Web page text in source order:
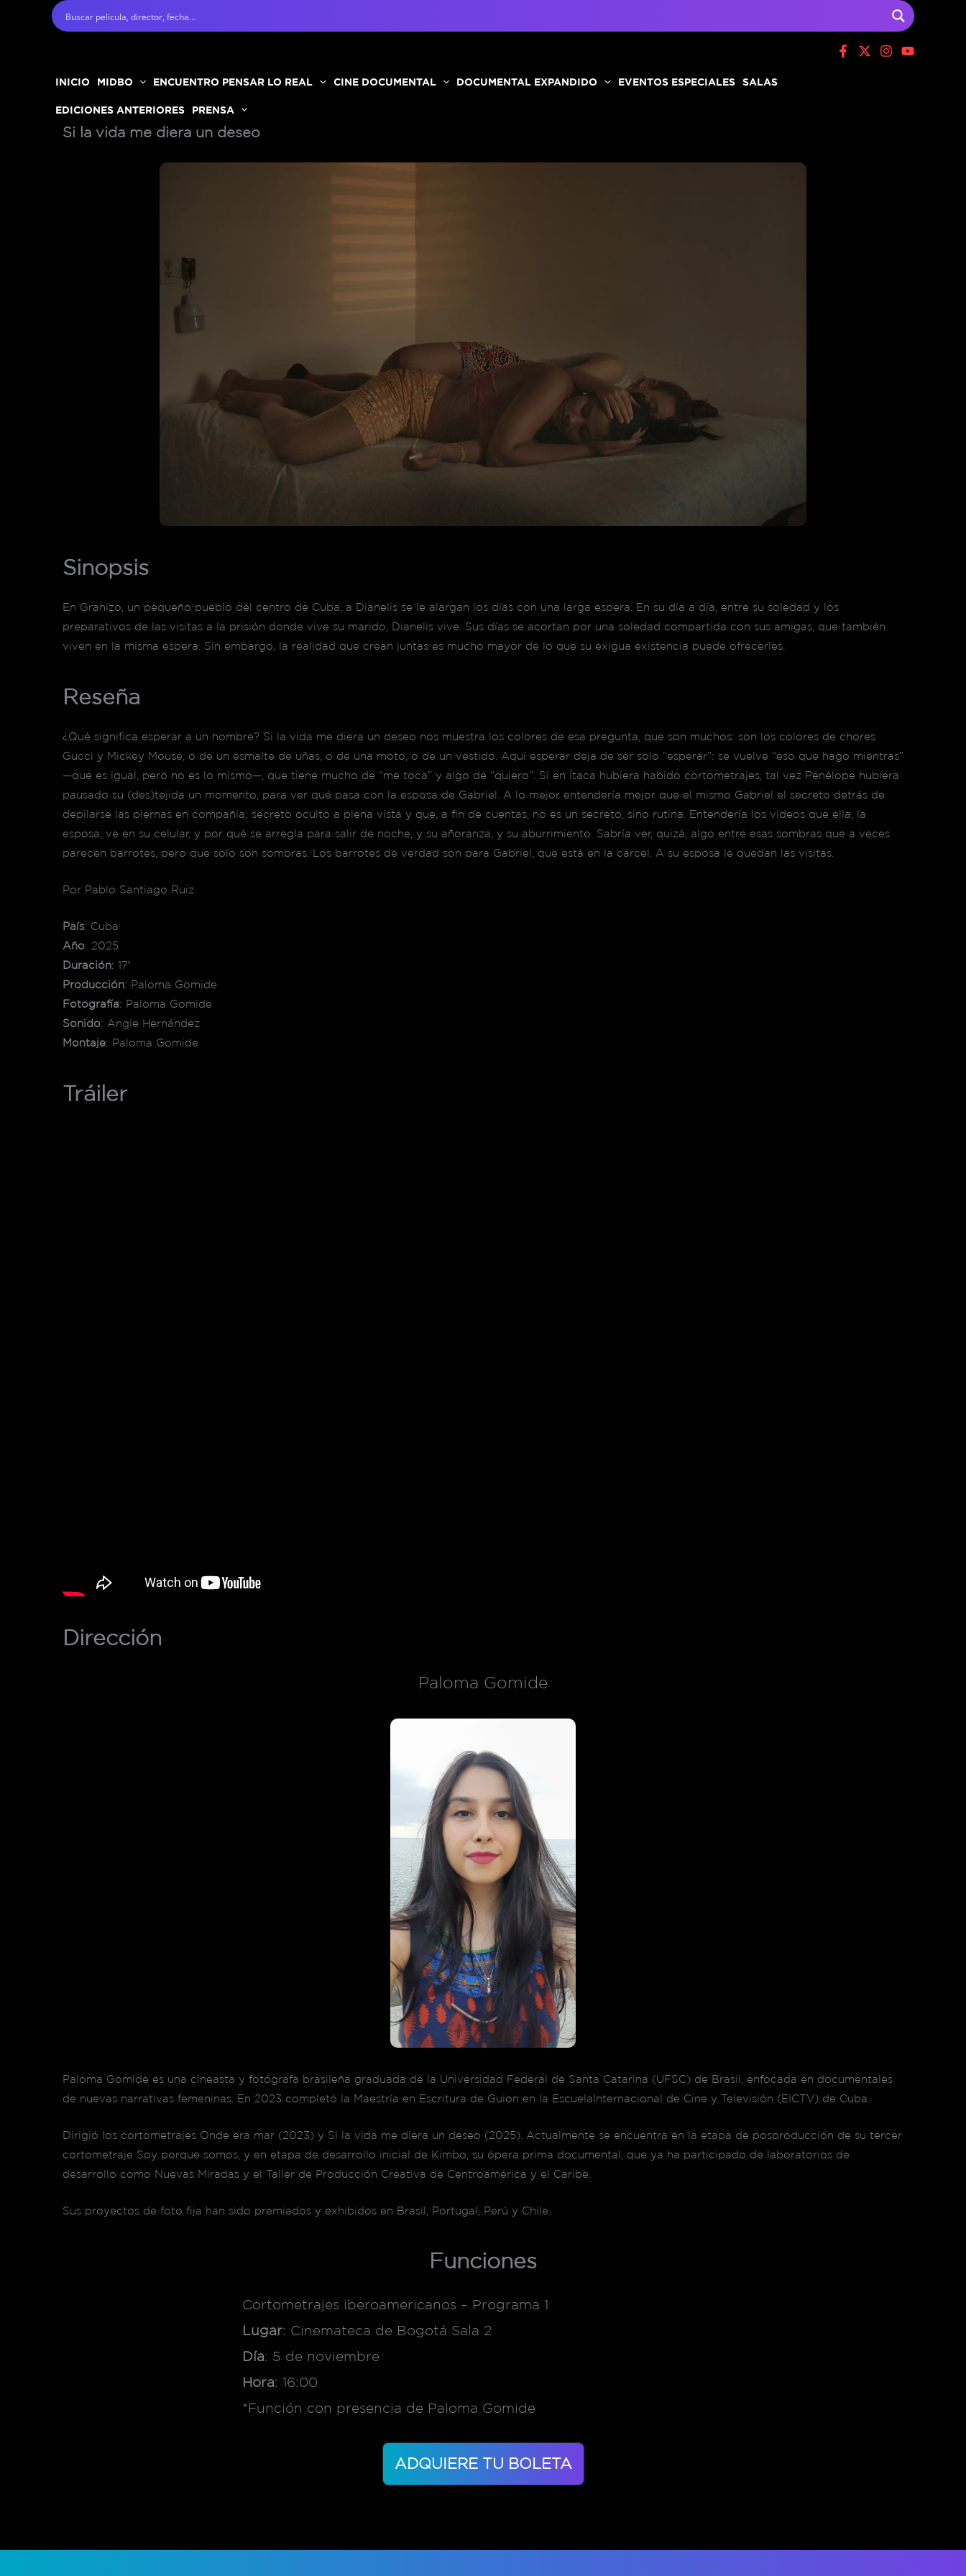
INICIO MIDBO ENCUENTRO PENSAR LO REAL CINE DOCUMENTAL DOCUMENTAL EXPANDIDO EVENTOS ESPECIALES SALAS
EDICIONES ANTERIORES PRENSA
Si la vida me diera un deseo
Sinopsis
En Granizo, un pequeño pueblo del centro de Cuba, a Dianelis se le alargan los días con una larga espera. En su día a día, entre su soledad y los
preparativos de las visitas a la prisión donde vive su marido, Dianelis vive. Sus días se acortan por una soledad compartida con sus amigas, que también
viven en la misma espera. Sin embargo, la realidad que crean juntas es mucho mayor de lo que su exigua existencia puede ofrecerles.
Reseña
¿Qué significa esperar a un hombre? Si la vida me diera un deseo nos muestra los colores de esa pregunta, que son muchos: son los colores de chores
Gucci y Mickey Mouse, o de un esmalte de uñas, o de una moto, o de un vestido. Aquí esperar deja de ser solo “esperar”: se vuelve “eso que hago mientras”
—que es igual, pero no es lo mismo—, que tiene mucho de “me toca” y algo de “quiero”. Si en Ítaca hubiera habido cortometrajes, tal vez Penélope hubiera
pausado su (des)tejida un momento, para ver qué pasa con la esposa de Gabriel. A lo mejor entendería mejor que el mismo Gabriel el secreto detrás de
depilarse las piernas en compañía; secreto oculto a plena vista y que, a fin de cuentas, no es un secreto, sino rutina. Entendería los videos que ella, la
esposa, ve en su celular, y por qué se arregla para salir de noche, y su añoranza, y su aburrimiento. Sabría ver, quizá, algo entre esas sombras que a veces
parecen barrotes, pero que solo son sombras. Los barrotes de verdad son para Gabriel, que está en la cárcel. A su esposa le quedan las visitas.
Por Pablo Santiago Ruiz
País: Cuba
Año: 2025
Duración: 17′
Producción: Paloma Gomide
Fotografía: Paloma Gomide
Sonido: Angie Hernández
Montaje: Paloma Gomide
Tráiler
Dirección
Paloma Gomide
Paloma Gomide es una cineasta y fotógrafa brasileña graduada de la Universidad Federal de Santa Catarina (UFSC) de Brasil, enfocada en documentales
de nuevas narrativas femeninas. En 2023 completó la Maestría en Escritura de Guion en la EscuelaInternacional de Cine y Televisión (EICTV) de Cuba.
Dirigió los cortometrajes Onde era mar (2023) y Si la vida me diera un deseo (2025). Actualmente se encuentra en la etapa de posproducción de su tercer
cortometraje Soy porque somos, y en etapa de desarrollo inicial de Kimbo, su ópera prima documental, que ya ha participado de laboratorios de
desarrollo como Nuevas Miradas y el Taller de Producción Creativa de Centroamérica y el Caribe.
Sus proyectos de foto fija han sido premiados y exhibidos en Brasil, Portugal, Perú y Chile.
Funciones
Cortometrajes iberoamericanos – Programa 1
Lugar: Cinemateca de Bogotá Sala 2
Día: 5 de noviembre
Hora: 16:00
*Función con presencia de Paloma Gomide
ADQUIERE TU BOLETA